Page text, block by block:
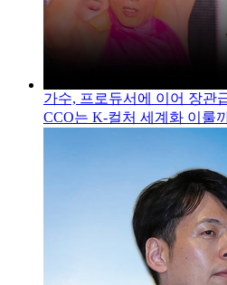
가수, 프로듀서에 이어 장관
CCO는 K-컬처 세계화 이룰